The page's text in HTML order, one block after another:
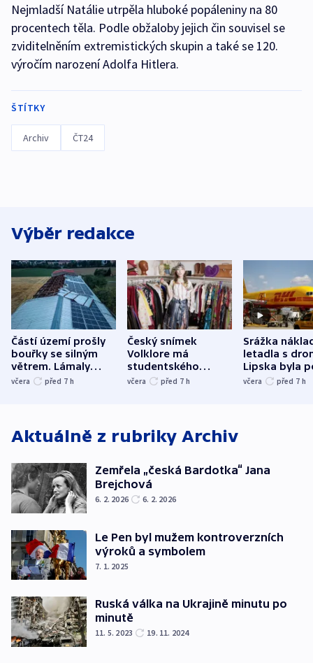
Nejmladší Natálie utrpěla hluboké popáleniny na 80
procentech těla. Podle obžaloby jejich čin souvisel se
zviditelněním extremistických skupin a také se 120.
výročím narození Adolfa Hitlera.
ŠTÍTKY
Archiv ČT24
Výběr redakce
Částí území prošly
bouřky se silným
větrem. Lámaly
stromy a poničily
včera před 7 h
Český snímek
Volklore má
studentského
Oscara, zabojuje o
včera před 7 h
Srážka
letadla s
Lipska byla
německého
včera před 7 h
Aktuálně z rubriky Archiv
Zemřela „česká Bardotka“ Jana
Brejchová
6. 2. 2026 6. 2. 2026
Le Pen byl mužem kontroverzních
výroků a symbolem
7. 1. 2025
Ruská válka na Ukrajině minutu po
minutě
11. 5. 2023 19. 11. 2024